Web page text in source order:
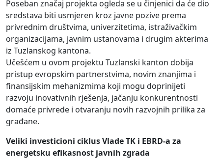
Poseban značaj projekta ogleda se u činjenici da će dio
sredstava biti usmjeren kroz javne pozive prema
privrednim društvima, univerzitetima, istraživačkim
organizacijama, javnim ustanovama i drugim akterima
iz Tuzlanskog kantona.
Učešćem u ovom projektu Tuzlanski kanton dobija
pristup evropskim partnerstvima, novim znanjima i
finansijskim mehanizmima koji mogu doprinijeti
razvoju inovativnih rješenja, jačanju konkurentnosti
domaće privrede i otvaranju novih razvojnih prilika za
građane.
Veliki investicioni ciklus Vlade TK i EBRD-a za
energetsku efikasnost javnih zgrada